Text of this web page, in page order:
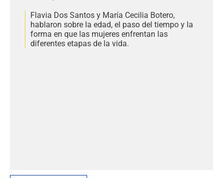
Flavia Dos Santos y María Cecilia Botero,
hablaron sobre la edad, el paso del tiempo y la
forma en que las mujeres enfrentan las
diferentes etapas de la vida.